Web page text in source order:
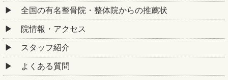
全国の有名整骨院・整体院からの推薦状
院情報・アクセス
スタッフ紹介
よくある質問